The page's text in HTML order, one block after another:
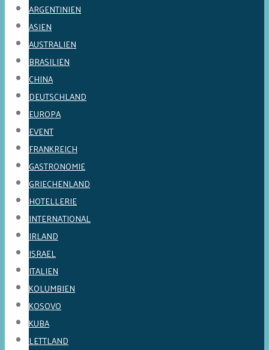
ARGENTINIEN
ASIEN
AUSTRALIEN
BRASILIEN
CHINA
DEUTSCHLAND
EUROPA
EVENT
FRANKREICH
GASTRONOMIE
GRIECHENLAND
HOTELLERIE
INTERNATIONAL
IRLAND
ISRAEL
ITALIEN
KOLUMBIEN
KOSOVO
KUBA
LETTLAND